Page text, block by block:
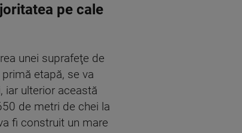
pe cale
unei suprafeţe de
etapă, se va
ulterior această
de metri de chei la
fi construit un mare